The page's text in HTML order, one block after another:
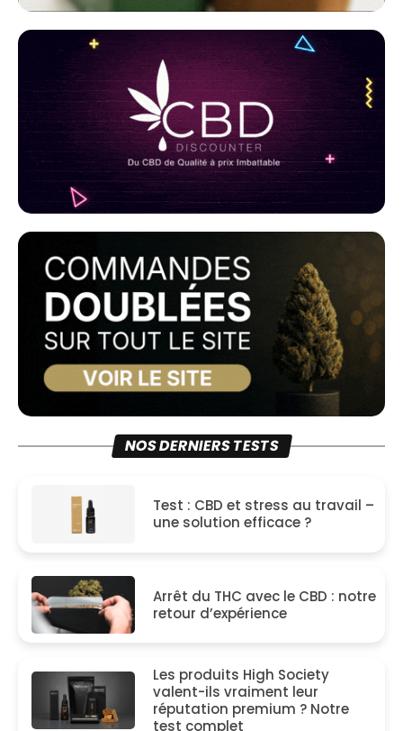
NOS DERNIERS TESTS
Test : CBD et stress au travail –
une solution efficace ?
Arrêt du THC avec le CBD : notre
retour d’expérience
Les produits High Society
valent-ils vraiment leur
réputation premium ? Notre
test complet